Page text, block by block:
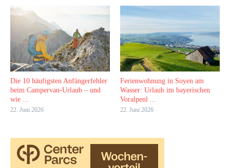
Die 10 häufigsten Anfängerfehler
beim Campervan-Urlaub – und
wie ...
22. Juni 2026
Ferienwohnung in Soyen am
Wasser: Urlaub im bayerischen
Voralpenl ...
22. Juni 2026